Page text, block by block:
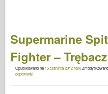
Supermarine
Fighter –
Opublikowano na 15 czerwca 2012 rokuZmodyfikowano
odpowiedź